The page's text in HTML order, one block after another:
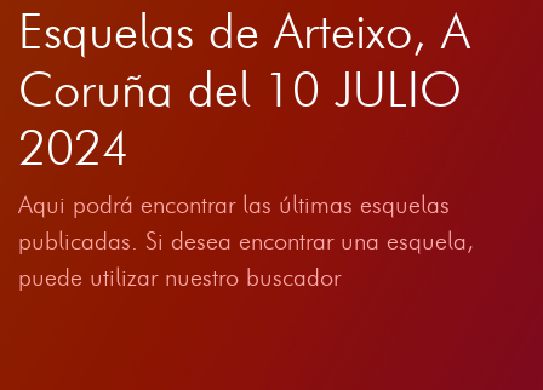
Esquelas de Arteixo, A
Coruña del 10 JULIO
2024
Aqui podrá encontrar las últimas esquelas
publicadas. Si desea encontrar una esquela,
puede utilizar nuestro buscador